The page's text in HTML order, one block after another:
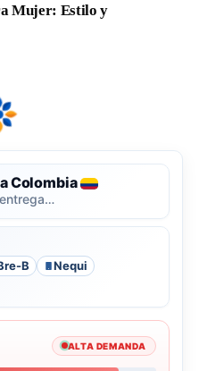
Mujer: Estilo y
Colombia
B
Nequi
ALTA DEMANDA